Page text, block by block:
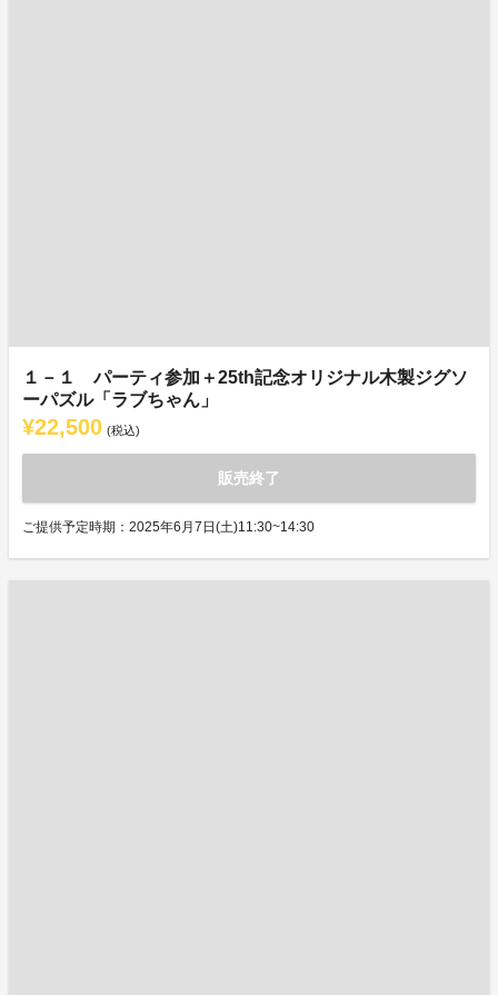
１－１ パーティ参加＋25th記念オリジナル木製ジグソ
ーパズル「ラブちゃん」
¥22,500 (税込)
販売終了
ご提供予定時期：2025年6月7日(土)11:30~14:30